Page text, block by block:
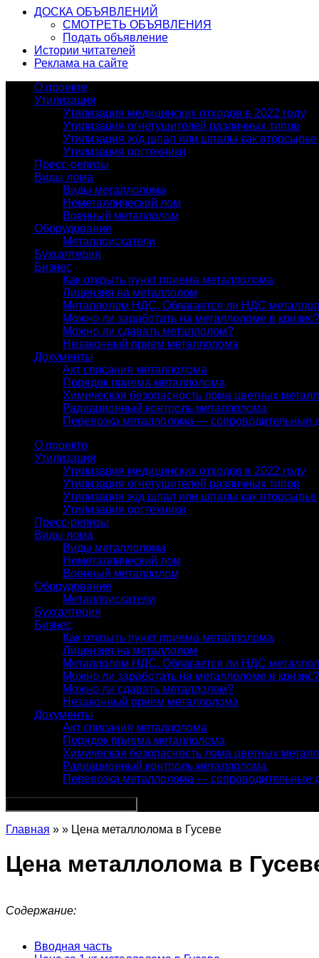
ДОСКА ОБЪЯВЛЕНИЙ
СМОТРЕТЬ ОБЪЯВЛЕНИЯ
Подать объявление
Истории читателей
Реклама на сайте
О проекте
Утилизация
Утилизация медицинских отходов в 2022 году
Утилизация огнетушителей различных типов
Утилизация ж/д шпал или шпалы как вторсырье
Утилизация оргтехники
Пресс-релизы
Виды лома
Виды металлолома
Неметаллический лом
Военный металлолом
Оборудование
Металлоискатели
Бухгалтерия
Бизнес
Как открыть пункт приема металлолома
Лицензия на металлолом
Металлолом НДС. Облагается ли НДС
Можно ли заработать на металлоломе в кризис?
Можно ли сдавать металлолом?
Незаконный прием металлолома
Документы
Акт списания металлолома
Порядок приема металлолома
Химическая безопасность лома цветных
Радиационный контроль металлолома
Перевозка металлолома — сопроводительные
О проекте
Утилизация
Утилизация медицинских отходов в 2022 году
Утилизация огнетушителей различных типов
Утилизация ж/д шпал или шпалы как вторсырье
Утилизация оргтехники
Пресс-релизы
Виды лома
Виды металлолома
Неметаллический лом
Военный металлолом
Оборудование
Металлоискатели
Бухгалтерия
Бизнес
Как открыть пункт приема металлолома
Лицензия на металлолом
Металлолом НДС. Облагается ли НДС
Можно ли заработать на металлоломе в кризис?
Можно ли сдавать металлолом?
Незаконный прием металлолома
Документы
Акт списания металлолома
Порядок приема металлолома
Химическая безопасность лома цветных
Радиационный контроль металлолома
Перевозка металлолома — сопроводительные
Главная » » Цена металлолома в Гусеве
Цена металлолома в
Содержание:
Вводная часть